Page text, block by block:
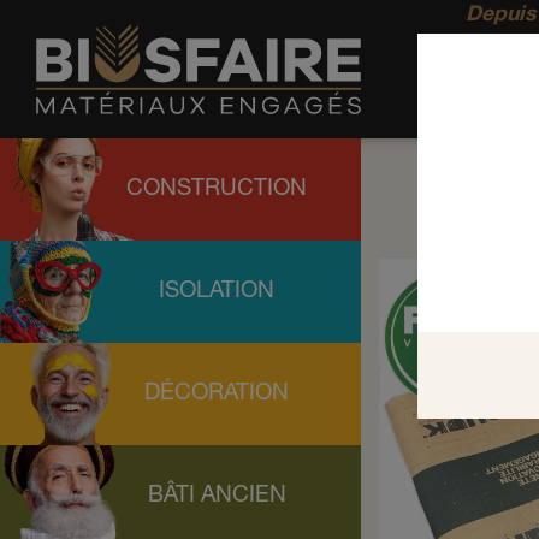
CONSTRUCTION
ISOLATION
DÉCORATION
BÂTI ANCIEN